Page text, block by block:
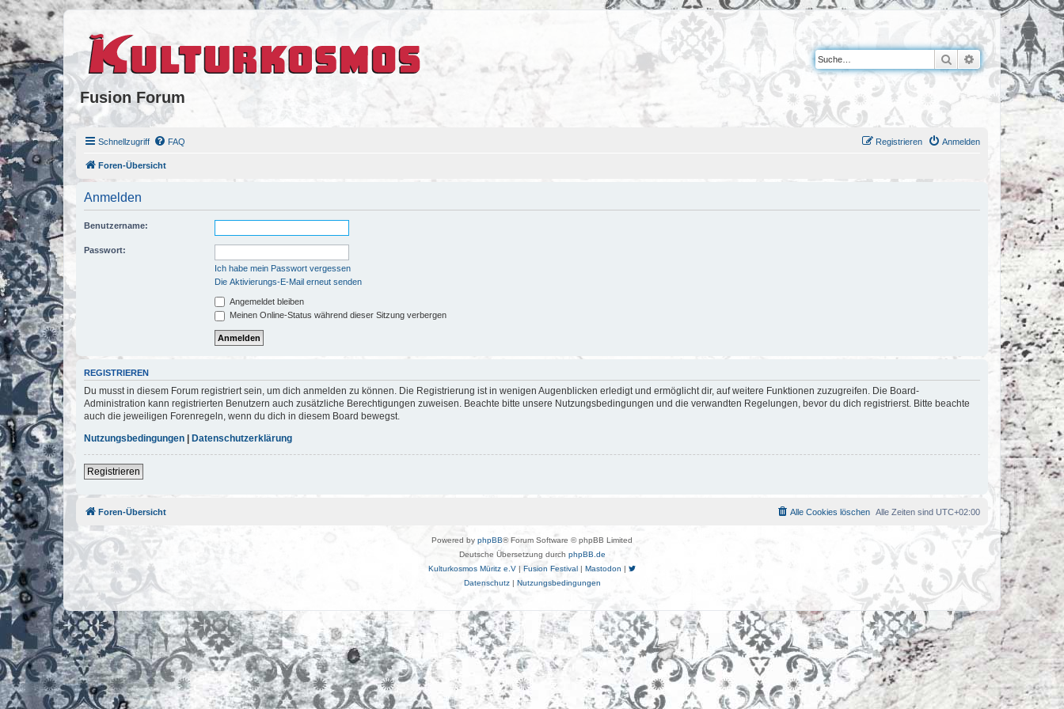
Fusion Forum
Suche Erweiterte Suche
Schnellzugriff FAQ Anmelden
Registrieren
Foren-Übersicht
Anmelden
Benutzername:
Passwort:
Ich habe mein Passwort vergessen
Die Aktivierungs-E-Mail erneut senden
Angemeldet bleiben
Meinen Online-Status während dieser Sitzung verbergen
REGISTRIEREN
Du musst in diesem Forum registriert sein, um dich anmelden zu können. Die Registrierung ist in wenigen Augenblicken erledigt und ermöglicht dir, auf weitere Funktionen zuzugreifen. Die Board-
Administration kann registrierten Benutzern auch zusätzliche Berechtigungen zuweisen. Beachte bitte unsere Nutzungsbedingungen und die verwandten Regelungen, bevor du dich registrierst. Bitte beachte
auch die jeweiligen Forenregeln, wenn du dich in diesem Board bewegst.
Nutzungsbedingungen
Datenschutzerklärung
Registrieren
Foren-Übersicht Alle Zeiten sind UTC+02:00
Alle Cookies löschen
Powered by phpBB® Forum Software © phpBB Limited
Deutsche Übersetzung durch phpBB.de
Kulturkosmos Müritz e.V | Fusion Festival | Mastodon |
Datenschutz| Nutzungsbedingungen